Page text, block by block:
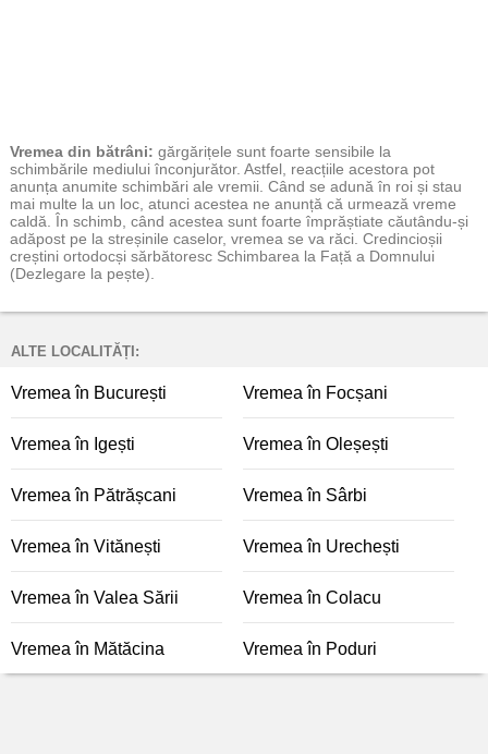
Vremea din bătrâni: gărgărițele sunt foarte sensibile la
schimbările mediului înconjurător. Astfel, reacțiile acestora pot
anunța anumite schimbări ale vremii. Când se adună în roi și stau
mai multe la un loc, atunci acestea ne anunță că urmează vreme
caldă. În schimb, când acestea sunt foarte împrăștiate căutându-și
adăpost pe la streșinile caselor, vremea se va răci. Credincioșii
creștini ortodocși sărbătoresc Schimbarea la Față a Domnului
(Dezlegare la pește).
ALTE LOCALITĂȚI:
Vremea în București Vremea în Focșani
Vremea în Igești Vremea în Oleșești
Vremea în Pătrășcani Vremea în Sârbi
Vremea în Vitănești Vremea în Urechești
Vremea în Valea Sării Vremea în Colacu
Vremea în Mătăcina Vremea în Poduri